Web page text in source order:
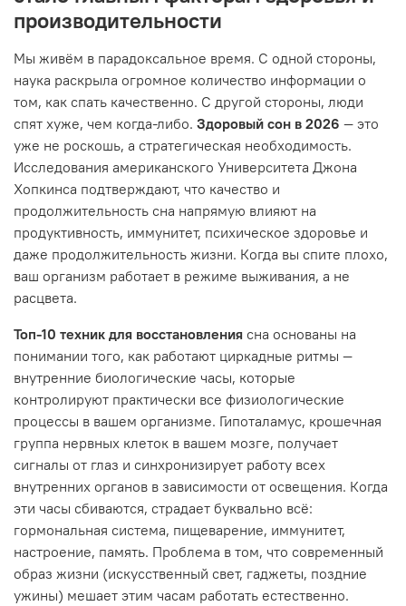
производительности
Мы живём в парадоксальное время. С одной стороны,
наука раскрыла огромное количество информации о
том, как спать качественно. С другой стороны, люди
спят хуже, чем когда-либо. Здоровый сон в 2026 — это
уже не роскошь, а стратегическая необходимость.
Исследования американского Университета Джона
Хопкинса подтверждают, что качество и
продолжительность сна напрямую влияют на
продуктивность, иммунитет, психическое здоровье и
даже продолжительность жизни. Когда вы спите плохо,
ваш организм работает в режиме выживания, а не
расцвета.
Топ-10 техник для восстановления сна основаны на
понимании того, как работают циркадные ритмы —
внутренние биологические часы, которые
контролируют практически все физиологические
процессы в вашем организме. Гипоталамус, крошечная
группа нервных клеток в вашем мозге, получает
сигналы от глаз и синхронизирует работу всех
внутренних органов в зависимости от освещения. Когда
эти часы сбиваются, страдает буквально всё:
гормональная система, пищеварение, иммунитет,
настроение, память. Проблема в том, что современный
образ жизни (искусственный свет, гаджеты, поздние
ужины) мешает этим часам работать естественно.